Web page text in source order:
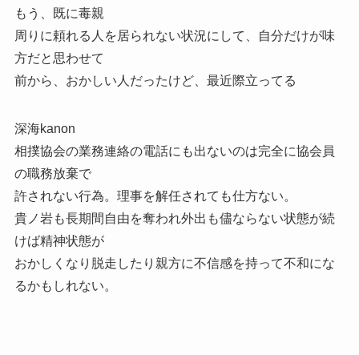
もう、既に毒親
周りに頼れる人を居られない状況にして、自分だけが味
方だと思わせて
前から、おかしい人だったけど、最近際立ってる
深海kanon
相撲協会の業務連絡の電話にも出ないのは完全に協会員
の職務放棄で
許されない行為。理事を解任されても仕方ない。
貴ノ岩も長期間自由を奪われ外出も儘ならない状態が続
けば精神状態が
おかしくなり脱走したり親方に不信感を持って不和にな
るかもしれない。